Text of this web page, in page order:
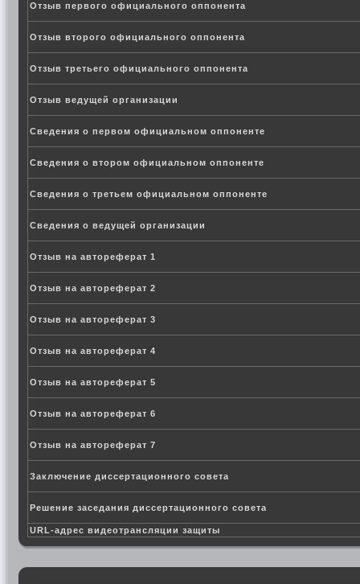
Отзыв первого официального оппонента
Отзыв второго официального оппонента
Отзыв третьего официального оппонента
Отзыв ведущей организации
Сведения о первом официальном оппоненте
Сведения о втором официальном оппоненте
Сведения о третьем официальном оппоненте
Сведения о ведущей организации
Отзыв на автореферат 1
Отзыв на автореферат 2
Отзыв на автореферат 3
Отзыв на автореферат 4
Отзыв на автореферат 5
Отзыв на автореферат 6
Отзыв на автореферат 7
Заключение диссертационного совета
Решение заседания диссертационного совета
URL-адрес видеотрансляции защиты